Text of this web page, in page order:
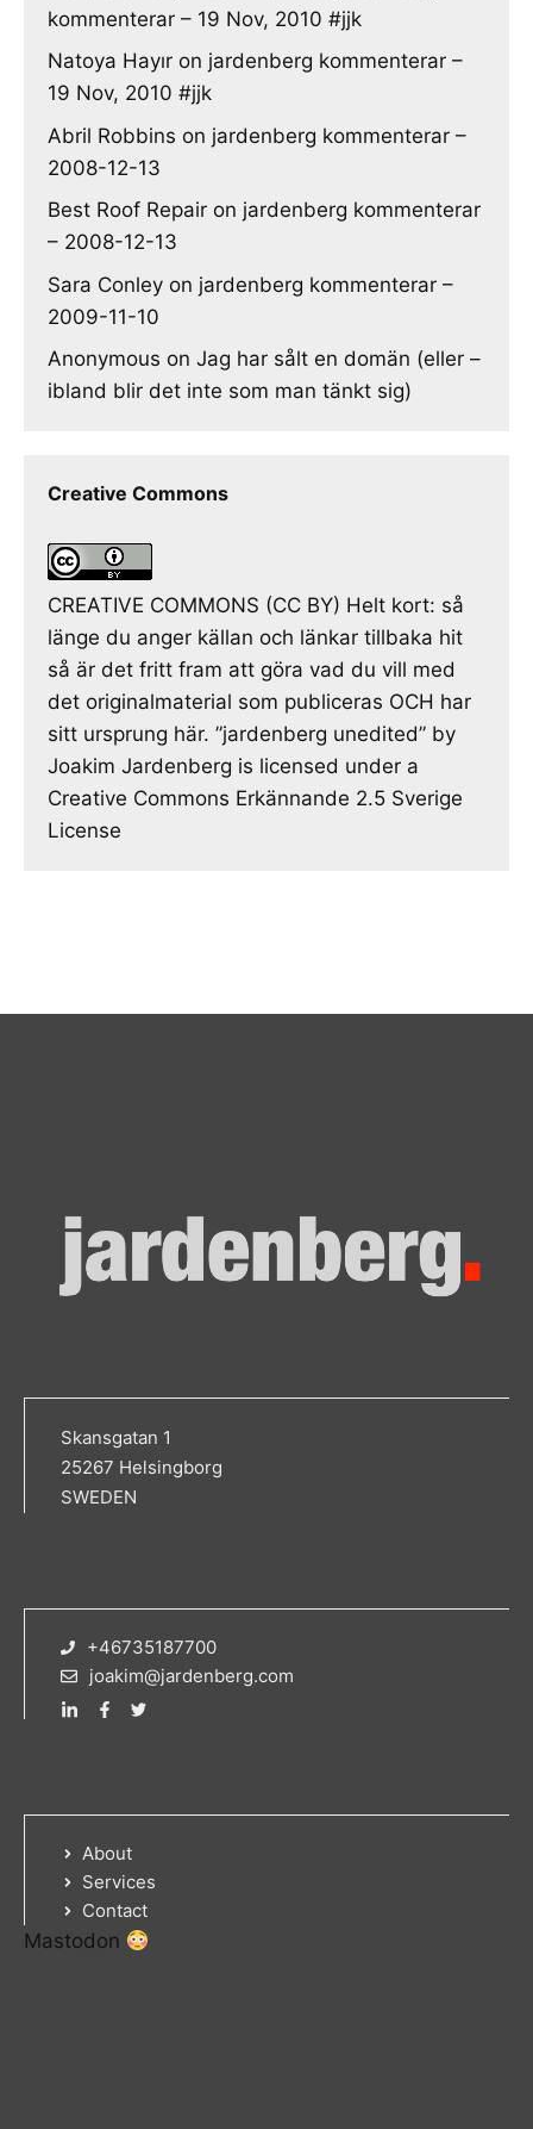
kommenterar – 19 Nov, 2010 #jjk
Natoya Hayır on jardenberg kommenterar –
19 Nov, 2010 #jjk
Abril Robbins on jardenberg kommenterar –
2008-12-13
Best Roof Repair on jardenberg kommenterar
– 2008-12-13
Sara Conley on jardenberg kommenterar –
2009-11-10
Anonymous on Jag har sålt en domän (eller –
ibland blir det inte som man tänkt sig)
Creative Commons
CREATIVE COMMONS (CC BY) Helt kort: så
länge du anger källan och länkar tillbaka hit
så är det fritt fram att göra vad du vill med
det originalmaterial som publiceras OCH har
sitt ursprung här. ”jardenberg unedited” by
Joakim Jardenberg is licensed under a
Creative Commons Erkännande 2.5 Sverige
License
Skansgatan 1
25267 Helsingborg
SWEDEN
+46735187700
joakim@jardenberg.com
About
Services
Contact
Mastodon